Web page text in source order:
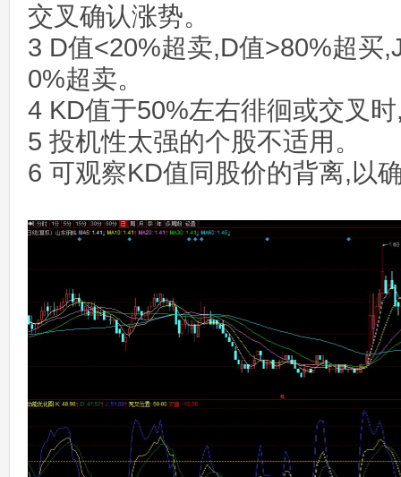
交叉确认涨势。
3 D值<20%超卖,D值>80%超买
0%超卖。
4 KD值于50%左右徘徊或交叉
5 投机性太强的个股不适用。
6 可观察KD值同股价的背离,以